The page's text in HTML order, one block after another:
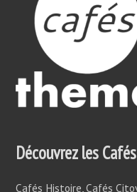
Découvrez les
Cafés Histoire, Cafés